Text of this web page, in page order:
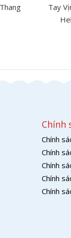
Tay
Chính
Chính
Chính
Chính
Chính
Chính